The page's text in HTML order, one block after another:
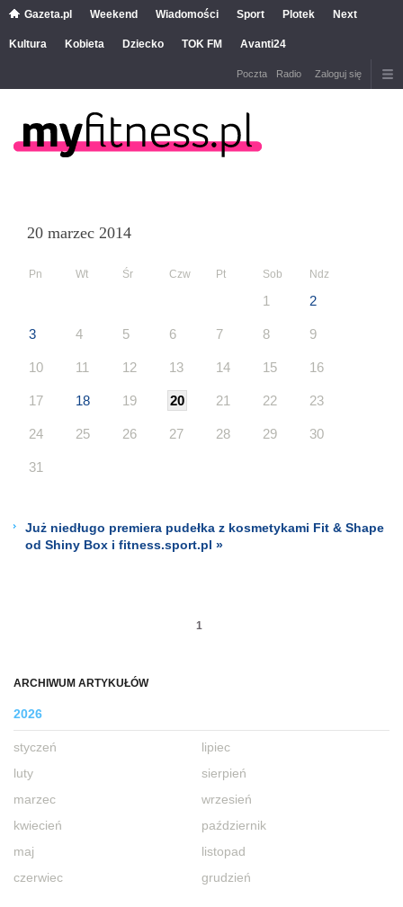
Gazeta.pl Weekend Wiadomości Sport Plotek Next
Kultura Kobieta Dziecko TOK FM Avanti24
Poczta Radio Zaloguj się
ARCHIWUM ARTYKUŁÓW
2026
styczeń
luty
marzec
kwiecień
maj
czerwiec
lipiec
sierpień
wrzesień
październik
listopad
grudzień
20 marzec 2014
Pn Wt Śr Czw Pt Sob Ndz
1 2
3 4 5 6 7 8 9
10 11 12 13 14 15 16
17 18 19 20 21 22 23
24 25 26 27 28 29 30
31
Już niedługo premiera pudełka z kosmetykami Fit & Shape
od Shiny Box i fitness.sport.pl »
1